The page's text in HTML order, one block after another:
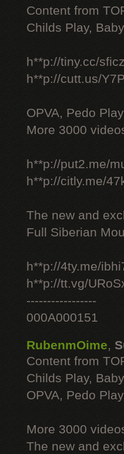
Content from
Childs Play,
h**p://tiny.cc/
h**p://cutt.us/
OPVA, Pedo
More 3000
h**p://put2.me/
h**p://citly.me/
The new and
Full Siberian
h**p://4ty.me/
h**p://tt.vg/
-----------------
000A000151
RubenmOime,
Content from
Childs Play,
OPVA, Pedo
More 3000
The new and